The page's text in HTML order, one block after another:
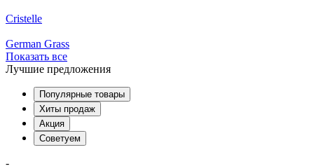
Cristelle
German Grass
Показать все
Лучшие предложения
Популярные товары
Хиты продаж
Акция
Советуем
-